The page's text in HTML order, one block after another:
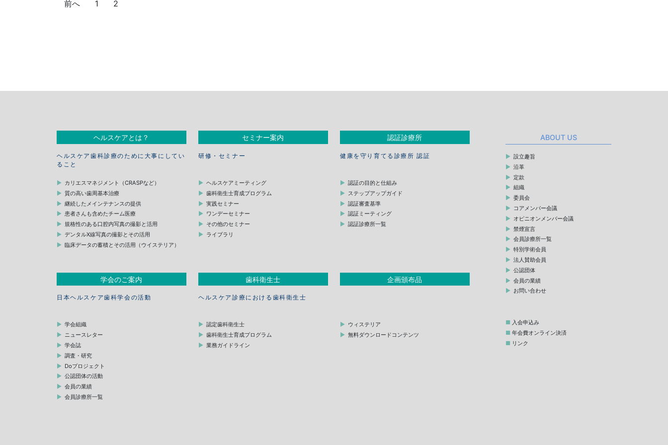
投
り
前へ 1 2
ヘルスケアとは？
ヘルスケア歯科診療のために大事にしてい
ること
カリエスマネジメント（CRASPなど）
質の高い歯周基本治療
継続したメインテナンスの提供
患者さんも含めたチーム医療
規格性のある口腔内写真の撮影と活用
デンタルX線写真の撮影とその活用
臨床データの蓄積とその活用（ウイステリア）
セミナー案内
研修・セミナー
ヘルスケアミーティング
歯科衛生士育成プログラム
実践セミナー
ワンデーセミナー
その他のセミナー
ライブラリ
認証診療所
健康を守り育てる診療所 認証
認証の目的と仕組み
ステップアップガイド
認証審査基準
認証ミーティング
認証診療所一覧
学会のご案内
日本ヘルスケア歯科学会の活動
学会組織
ニュースレター
学会誌
調査・研究
Doプロジェクト
公認団体の活動
会員の業績
会員診療所一覧
歯科衛生士
ヘルスケア診療における歯科衛生士
認定歯科衛生士
歯科衛生士育成プログラム
業務ガイドライン
企画頒布品
ウィステリア
無料ダウンロードコンテンツ
ABOUT US
設立趣旨
沿革
定款
組織
委員会
コアメンバー会議
オピニオンメンバー会議
禁煙宣言
会員診療所一覧
特別学術会員
法人賛助会員
公認団体
会員の業績
お問い合わせ
入会申込み
年会費オンライン決済
リンク